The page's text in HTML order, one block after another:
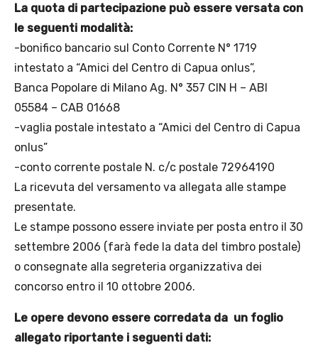
La quota di partecipazione può essere versata con
le seguenti modalità:
-bonifico bancario sul Conto Corrente N° 1719
intestato a “Amici del Centro di Capua onlus”,
Banca Popolare di Milano Ag. N° 357 CIN H – ABI
05584 – CAB 01668
-vaglia postale intestato a “Amici del Centro di Capua
onlus”
-conto corrente postale N. c/c postale 72964190
La ricevuta del versamento va allegata alle stampe
presentate.
Le stampe possono essere inviate per posta entro il 30
settembre 2006 (farà fede la data del timbro postale)
o consegnate alla segreteria organizzativa dei
concorso entro il 10 ottobre 2006.
Le opere devono essere corredata da un foglio
allegato riportante i seguenti dati: